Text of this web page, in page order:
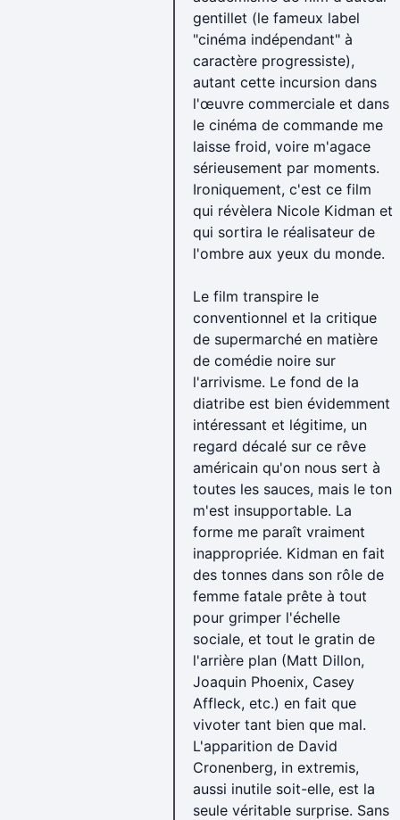
gentillet (le fameux label
"cinéma indépendant" à
caractère progressiste),
autant cette incursion dans
l'œuvre commerciale et dans
le cinéma de commande me
laisse froid, voire m'agace
sérieusement par moments.
Ironiquement, c'est ce film
qui révèlera Nicole Kidman et
qui sortira le réalisateur de
l'ombre aux yeux du monde.
Le film transpire le
conventionnel et la critique
de supermarché en matière
de comédie noire sur
l'arrivisme. Le fond de la
diatribe est bien évidemment
intéressant et légitime, un
regard décalé sur ce rêve
américain qu'on nous sert à
toutes les sauces, mais le ton
m'est insupportable. La
forme me paraît vraiment
inappropriée. Kidman en fait
des tonnes dans son rôle de
femme fatale prête à tout
pour grimper l'échelle
sociale, et tout le gratin de
l'arrière plan (Matt Dillon,
Joaquin Phoenix, Casey
Affleck, etc.) en fait que
vivoter tant bien que mal.
L'apparition de David
Cronenberg, in extremis,
aussi inutile soit-elle, est la
seule véritable surprise. Sans